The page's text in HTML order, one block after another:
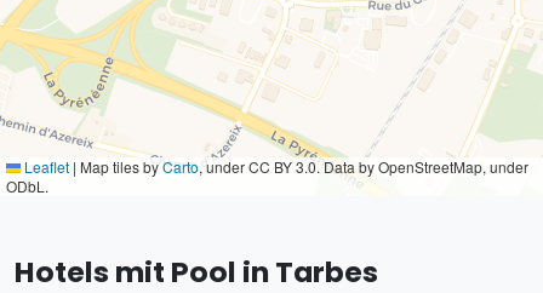
Leaflet | Map tiles byCarto, under CC BY 3.0. Data by OpenStreetMap, under
ODbL.
Hotels mit Pool in Tarbes